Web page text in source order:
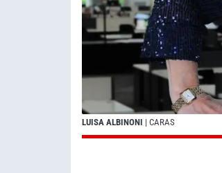
LUISA ALBINONI | CARAS